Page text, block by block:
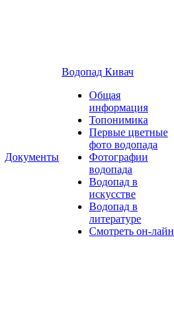
Документы
Водопад Кивач
Общая
информация
Топонимика
Первые цветные
фото водопада
Фотографии
водопада
Водопад в
искусстве
Водопад в
литературе
Смотреть он-лайн